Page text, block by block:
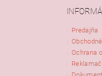
podmienkami
Predajňa
Ochrana